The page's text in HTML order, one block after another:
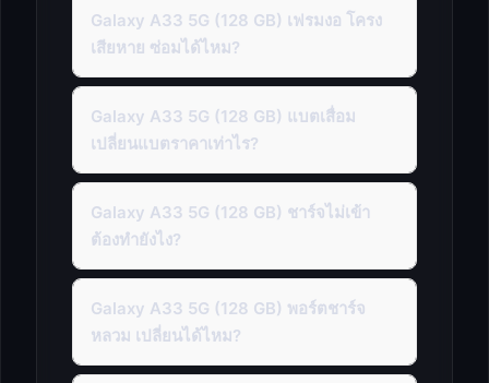
Galaxy A33 5G (128 GB) เฟรมงอ โครง
เสียหาย ซ่อมได้ไหม?
Galaxy A33 5G (128 GB) แบตเสื่อม
เปลี่ยนแบตราคาเท่าไร?
Galaxy A33 5G (128 GB) ชาร์จไม่เข้า
ต้องทำยังไง?
Galaxy A33 5G (128 GB) พอร์ตชาร์จ
หลวม เปลี่ยนได้ไหม?